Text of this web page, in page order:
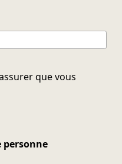
que vous
personne